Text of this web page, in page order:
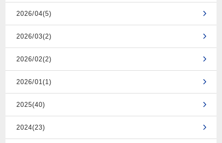
2026/04(5)
2026/03(2)
2026/02(2)
2026/01(1)
2025(40)
2024(23)